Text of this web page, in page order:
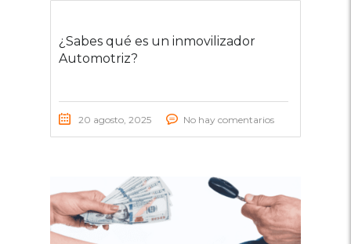
¿Sabes qué es un inmovilizador
Automotriz?
20 agosto, 2025 No hay comentarios